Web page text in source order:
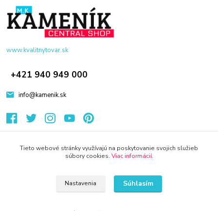
www.kvalitnytovar.sk
+421 940 949 000
info@kamenik.sk
Tieto webové stránky využívajú na poskytovanie svojich služieb
súbory cookies. Viac informácií.
Nastavenia Súhlasím